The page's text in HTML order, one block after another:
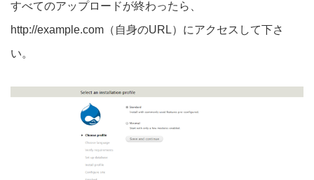
すべてのアップロードが終わったら、
http://example.com（自身のURL）にアクセスして下さ
い。